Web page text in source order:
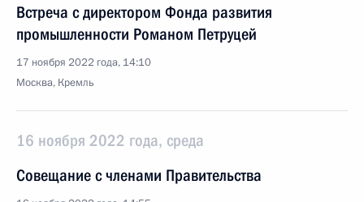
Встреча с директором Фонда развития
промышленности Романом Петруцей
17 ноября 2022 года, 14:10
Москва, Кремль
16 ноября 2022 года, среда
Совещание с членами Правительства